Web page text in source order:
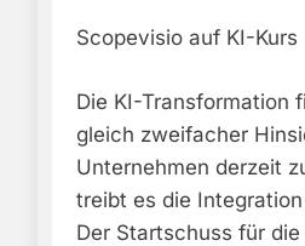
Scopevisio auf KI-Kurs
Die KI-Transformation
gleich zweifacher
Unternehmen derzeit
treibt es die
Der Startschuss für